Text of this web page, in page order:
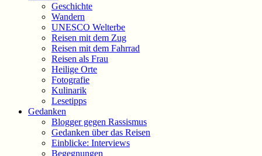
Geschichte
Wandern
UNESCO Welterbe
Reisen mit dem Zug
Reisen mit dem Fahrrad
Reisen als Frau
Heilige Orte
Fotografie
Kulinarik
Lesetipps
Gedanken
Blogger gegen Rassismus
Gedanken über das Reisen
Einblicke: Interviews
Begegnungen